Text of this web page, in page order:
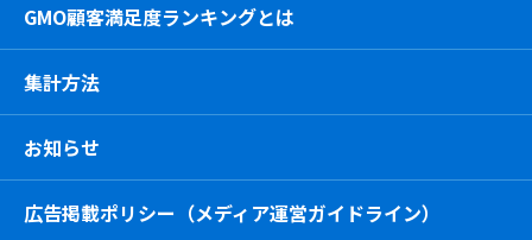
GMO顧客満足度ランキングとは
集計方法
お知らせ
広告掲載ポリシー（メディア運営ガイドライン）